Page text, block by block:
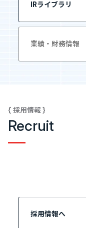
IRライブラリ
業績・財務情報
{ 採用情報 }
Recruit
採用情報へ